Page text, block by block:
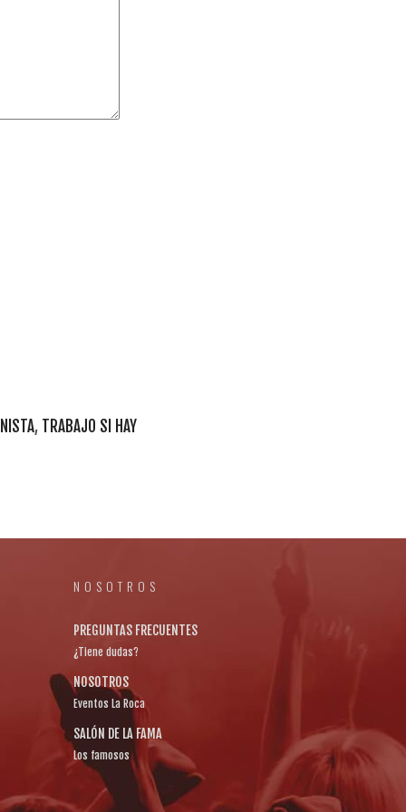
, TRABAJO SI HAY
NOSOTROS
PREGUNTAS FRECUENTES
¿Tiene dudas?
NOSOTROS
Eventos La Roca
SALÓN DE LA FAMA
Los famosos